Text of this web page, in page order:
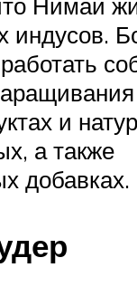
индусов.
и
а также
добавках.